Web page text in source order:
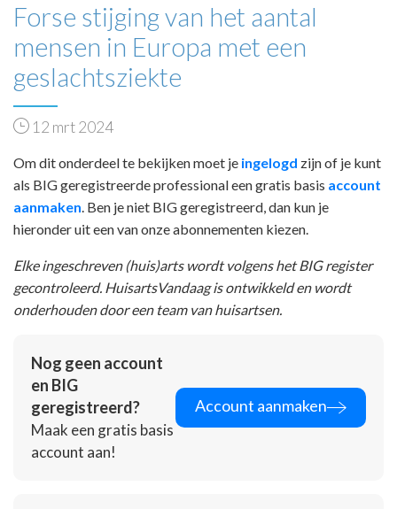
Forse stijging van het aantal
mensen in Europa met een
geslachtsziekte
12 mrt 2024
Om dit onderdeel te bekijken moet je ingelogd zijn of je kunt
als BIG geregistreerde professional een gratis basis account
aanmaken . Ben je niet BIG geregistreerd, dan kun je
hieronder uit een van onze abonnementen kiezen.
Elke ingeschreven (huis)arts wordt volgens het BIG register
gecontroleerd. HuisartsVandaag is ontwikkeld en wordt
onderhouden door een team van huisartsen.
Nog geen account
en BIG
geregistreerd?
Maak een gratis basis
account aan!
Account aanmaken